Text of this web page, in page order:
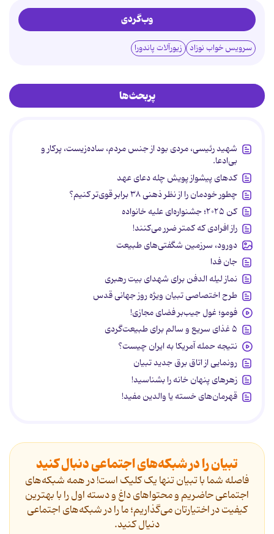
وب‌گردی
سرویس خواب نوزاد زیورآلات پاندورا
پربحث‌ها
شهید رئیسی، مردی بود از جنس مردم، ساده‌زیست، پرکار و
بی‌ادعا.
کدهای پیشواز پویش چله دعای عهد
چطور خودمان را از نظر ذهنی ۳۸ برابر قوی‌تر کنیم؟
کن ۲۰۲۵؛ جشنواره‌ای علیه خانواده
راز افرادی که کمتر ضرر می‌کنند!
دورود، سرزمین شگفتی‌های طبیعت
جان فدا
نماز لیله الدفن برای شهدای بیت رهبری
طرح اختصاصی تبیان ویژه روز جهانی قدس
فومو؛ غول جیب‌بر فضای مجازی!
۵ غذای سریع و سالم برای طبیعت‌گردی
نتیجه حمله آمریکا به ایران چیست؟
رونمایی از اتاق برق جدید تبیان
زهرهای پنهان خانه را بشناسید!
قهرمان‌های خسته یا والدین مفید!
تبیان را در شبکه‌های اجتماعی دنبال کنید
فاصله شما با تبیان تنها یک کلیک است! در همه شبکه‌های
اجتماعی حاضریم و محتواهای داغ و دسته اول را با بهترین
کیفیت در اختیارتان می‌گذاریم؛ ما را در شبکه‌های اجتماعی
دنیال کنید.